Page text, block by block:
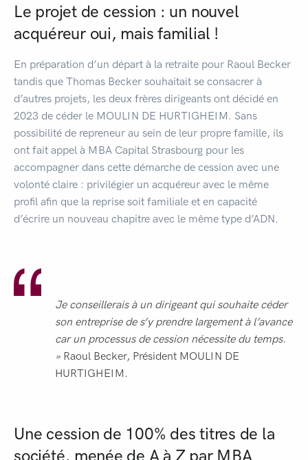
Le projet de cession : un nouvel
acquéreur oui, mais familial !
En préparation d’un départ à la retraite pour Raoul Becker
tandis que Thomas Becker souhaitait se consacrer à
d’autres projets, les deux frères dirigeants ont décidé en
2023 de céder le MOULIN DE HURTIGHEIM. Sans
possibilité de repreneur au sein de leur propre famille, ils
ont fait appel à MBA Capital Strasbourg pour les
accompagner dans cette démarche de cession avec une
volonté claire : privilégier un acquéreur avec le même
profil afin que la reprise soit familiale et en capacité
d’écrire un nouveau chapitre avec le même type d’ADN.
Je conseillerais à un dirigeant qui souhaite céder
son entreprise de s’y prendre largement à l’avance
car un processus de cession nécessite du temps.
» Raoul Becker, Président MOULIN DE
HURTIGHEIM.
Une cession de 100% des titres de la
société, menée de A à Z par MBA